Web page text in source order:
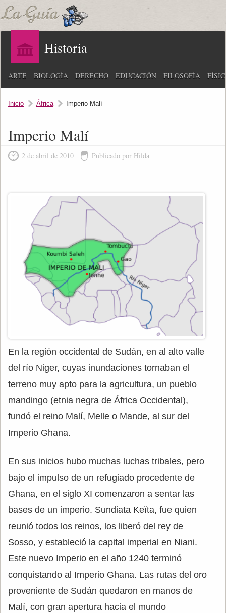
Historia
ARTE BIOLOGÍA DERECHO EDUCACIÓN FILOSOFÍA
Inicio África Imperio Malí
Imperio Malí
2 de abril de 2010 Publicado por Hilda
En la región occidental de Sudán, en al alto valle
del río Niger, cuyas inundaciones tornaban el
terreno muy apto para la agricultura, un pueblo
mandingo (etnia negra de África Occidental),
fundó el reino Malí, Melle o Mande, al sur del
Imperio Ghana.
En sus inicios hubo muchas luchas tribales, pero
bajo el impulso de un refugiado procedente de
Ghana, en el siglo XI comenzaron a sentar las
bases de un imperio. Sundiata Keïta, fue quien
reunió todos los reinos, los liberó del rey de
Sosso, y estableció la capital imperial en Niani.
Este nuevo Imperio en el año 1240 terminó
conquistando al Imperio Ghana. Las rutas del oro
proveniente de Sudán quedaron en manos de
Malí, con gran apertura hacia el mundo